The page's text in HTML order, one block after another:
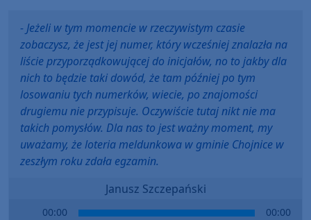
- Jeżeli w tym momencie w rzeczywistym czasie
zobaczysz, że jest jej numer, który wcześniej znalazła na
liście przyporządkowującej do inicjałów, no to jakby dla
nich to będzie taki dowód, że tam później po tym
losowaniu tych numerków, wiecie, po znajomości
drugiemu nie przypisuje. Oczywiście tutaj nikt nie ma
takich pomysłów. Dla nas to jest ważny moment, my
uważamy, że loteria meldunkowa w gminie Chojnice w
zeszłym roku zdała egzamin.
Janusz Szczepański
00:00 00:00